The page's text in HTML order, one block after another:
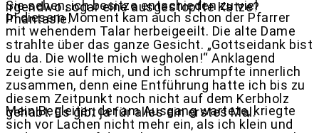
irgendwo sogar eine ausgestopfte Katze?
Sie sehen, ich besitze entschieden zu viel
Phantasie.
In diesem Moment kam auch schon der Pfarrer
mit wehendem Talar herbeigeeilt. Die alte Dame
strahlte über das ganze Gesicht. „Gottseidank bist
du da. Die wollte mich wegholen!“ Anklagend
zeigte sie auf mich, und ich schrumpfte innerlich
zusammen, denn eine Entführung hatte ich bis zu
diesem Zeitpunkt noch nicht auf dem Kerbholz
gehabt. Es gibt ja für alles ein erstes Mal.
Mein Begleiter, der am Ausgang wartete, kriegte
sich vor Lachen nicht mehr ein, als ich klein und